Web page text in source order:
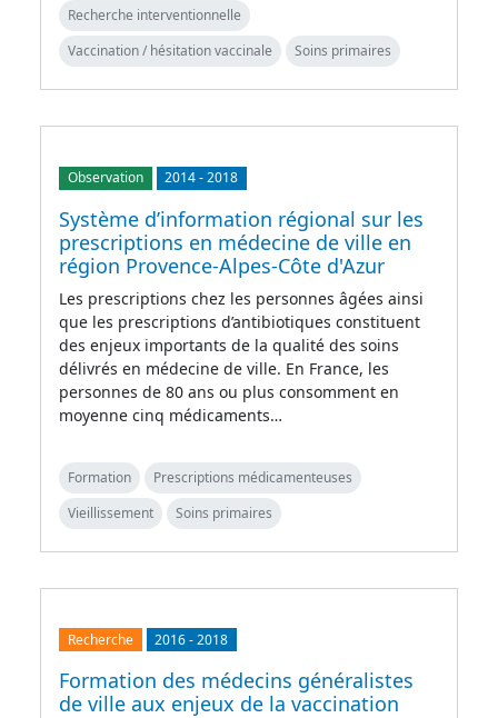
Recherche interventionnelle
Vaccination / hésitation vaccinale
Soins primaires
Observation 2014-2018
Système d’information régional sur les
prescriptions en médecine de ville en
région Provence-Alpes-Côte d'Azur
Les prescriptions chez les personnes âgées ainsi
que les prescriptions d’antibiotiques constituent
des enjeux importants de la qualité des soins
délivrés en médecine de ville. En France, les
personnes de 80 ans ou plus consomment en
moyenne cinq médicaments…
Formation
Prescriptions médicamenteuses
Vieillissement
Soins primaires
Recherche 2016-2018
Formation des médecins généralistes
de ville aux enjeux de la vaccination